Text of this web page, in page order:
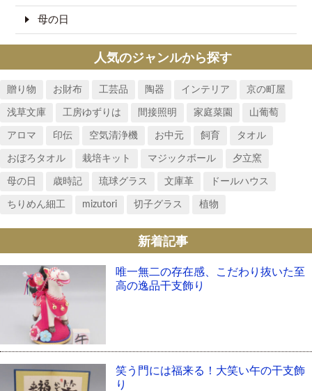
母の日
人気のジャンルから探す
贈り物 お財布 工芸品 陶器 インテリア 京の町屋
浅草文庫 工房ゆずりは 間接照明 家庭菜園 山葡萄
アロマ 印伝 空気清浄機 お中元 飼育 タオル
おぼろタオル 栽培キット マジックボール 夕立窯
母の日 歳時記 琉球グラス 文庫革 ドールハウス
ちりめん細工 mizutori 切子グラス 植物
新着記事
唯一無二の存在感、こだわり抜いた至
高の逸品干支飾り
笑う門には福来る！大笑い午の干支飾
り